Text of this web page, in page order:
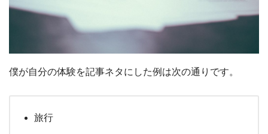
僕が自分の体験を記事ネタにした例は次の通りです。
旅行